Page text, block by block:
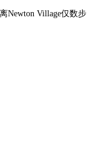
Newton Village仅数步